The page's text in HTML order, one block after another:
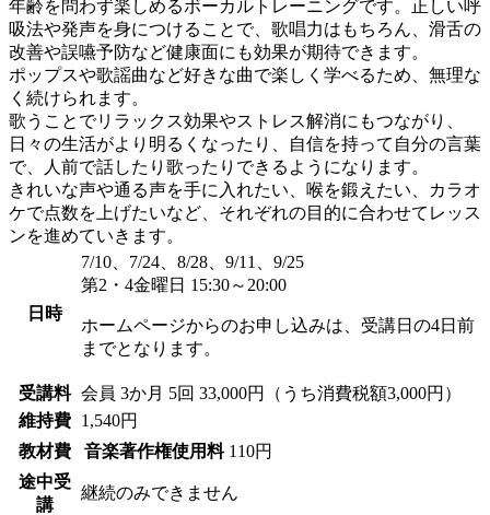
年齢を問わず楽しめるボーカルトレーニングです。正しい呼
吸法や発声を身につけることで、歌唱力はもちろん、滑舌の
改善や誤嚥予防など健康面にも効果が期待できます。
ポップスや歌謡曲など好きな曲で楽しく学べるため、無理な
く続けられます。
歌うことでリラックス効果やストレス解消にもつながり、
日々の生活がより明るくなったり、自信を持って自分の言葉
で、人前で話したり歌ったりできるようになります。
きれいな声や通る声を手に入れたい、喉を鍛えたい、カラオ
ケで点数を上げたいなど、それぞれの目的に合わせてレッス
ンを進めていきます。
日時
7/10、7/24、8/28、9/11、9/25
第2・4金曜日 15:30～20:00
ホームページからのお申し込みは、受講日の4日前
までとなります。
受講料 会員 3か月 5回 33,000円（うち消費税額3,000円）
維持費
1,540円
教材費
音楽著作権使用料 110円
途中受
講
継続のみできません